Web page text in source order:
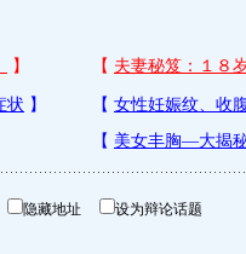
隐藏地址 设为辩论话题